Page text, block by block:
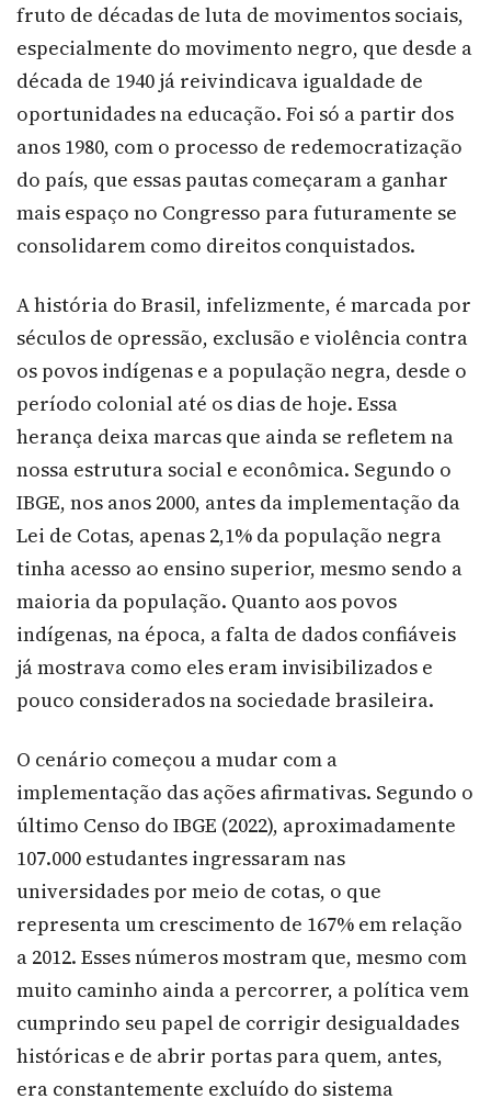
fruto de décadas de luta de movimentos sociais,
especialmente do movimento negro, que desde a
década de 1940 já reivindicava igualdade de
oportunidades na educação. Foi só a partir dos
anos 1980, com o processo de redemocratização
do país, que essas pautas começaram a ganhar
mais espaço no Congresso para futuramente se
consolidarem como direitos conquistados.
A história do Brasil, infelizmente, é marcada por
séculos de opressão, exclusão e violência contra
os povos indígenas e a população negra, desde o
período colonial até os dias de hoje. Essa
herança deixa marcas que ainda se refletem na
nossa estrutura social e econômica. Segundo o
IBGE, nos anos 2000, antes da implementação da
Lei de Cotas, apenas 2,1% da população negra
tinha acesso ao ensino superior, mesmo sendo a
maioria da população. Quanto aos povos
indígenas, na época, a falta de dados confiáveis
já mostrava como eles eram invisibilizados e
pouco considerados na sociedade brasileira.
O cenário começou a mudar com a
implementação das ações afirmativas. Segundo o
último Censo do IBGE (2022), aproximadamente
107.000 estudantes ingressaram nas
universidades por meio de cotas, o que
representa um crescimento de 167% em relação
a 2012. Esses números mostram que, mesmo com
muito caminho ainda a percorrer, a política vem
cumprindo seu papel de corrigir desigualdades
históricas e de abrir portas para quem, antes,
era constantemente excluído do sistema